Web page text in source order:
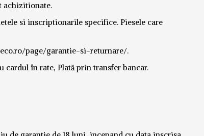
achizitionate.
si inscriptionarile specifice. Piesele care
page/garantie-si-returnare/.
cardul în rate, Plată prin transfer bancar.